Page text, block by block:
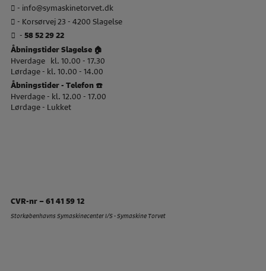
- info@symaskinetorvet.dk
- Korsørvej 23 - 4200 Slagelse
- 58 52 29 22
Åbningstider Slagelse 🏠
Hverdage kl. 10.00 - 17.30
Lørdage - kl. 10.00 - 14.00
Åbningstider - Telefon ☎️
Hverdage - kl. 12.00 - 17.00
Lørdage - Lukket
CVR-nr – 61 41 59 12
Storkøbenhavns Symaskinecenter I/S - Symaskine Torvet